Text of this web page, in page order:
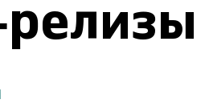
релизы